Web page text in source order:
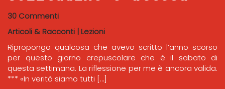
30 Commenti
Articoli & Racconti | Lezioni
Ripropongo qualcosa che avevo scritto l’anno scorso
per questo giorno crepuscolare che è il sabato di
questa settimana. La riflessione per me è ancora valida.
*** «In verità siamo tutti […]